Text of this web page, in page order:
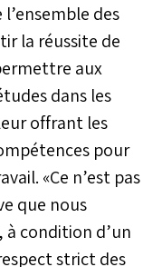
des
la réussite de
aux
dans les
offrant les
pour
«Ce n’est pas
que nous
condition d’un
strict des